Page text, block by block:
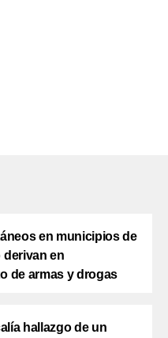
en municipios de
derivan en
de armas y drogas
hallazgo de un